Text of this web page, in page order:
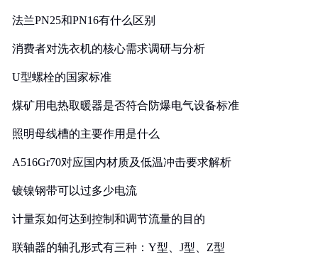
法兰PN25和PN16有什么区别
消费者对洗衣机的核心需求调研与分析
U型螺栓的国家标准
煤矿用电热取暖器是否符合防爆电气设备标准
照明母线槽的主要作用是什么
A516Gr70对应国内材质及低温冲击要求解析
镀镍钢带可以过多少电流
计量泵如何达到控制和调节流量的目的
联轴器的轴孔形式有三种：Y型、J型、Z型